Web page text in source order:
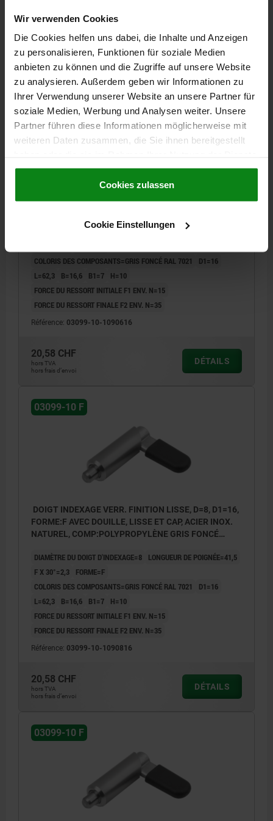
Wir verwenden Cookies
Die Cookies helfen uns dabei, die Inhalte und Anzeigen
zu personalisieren, Funktionen für soziale Medien
anbieten zu können und die Zugriffe auf unsere Website
zu analysieren. Außerdem geben wir Informationen zu
Ihrer Verwendung unserer Website an unsere Partner für
soziale Medien, Werbung und Analysen weiter. Unsere
Partner führen diese Informationen möglicherweise mit
weiteren Daten zusammen, die Sie ihnen bereitgestellt
gesammelt haben.Cookie Richtlinien
Datenschutz|AGB
Cookies zulassen
Cookie Einstellungen
hors TVA
DÉTAILS
03099-10 F
DOIGT INDEXAGE VERR. FINITION LISSE, D=6, D1=16,
DIAMÈTRE DU DOIGT D'INDEXAGE=6
LONGUEUR DE POIGNÉE=41,5
COLORIS DES COMPOSANTS=GRIS FONCÉ RAL 7021
D1=16
L=62,3
B=16,6 B1=7
H=10
FORCE DU RESSORT INITIALE F1 ENV. N=15
FORCE DU RESSORT FINALE F2 ENV. N=35
Référence: 03099-10-1090616
20,58 CHF
hors TVA
hors frais d’envoi
DÉTAILS
03099-10 F
DOIGT INDEXAGE VERR. FINITION LISSE, D=8, D1=16,
FORME:F AVEC DOUILLE, LISSE ET CAP, ACIER INOX.
NATUREL, COMP:POLYPROPYLÈNE GRIS FONCÉ
DIAMÈTRE DU DOIGT D'INDEXAGE=8
LONGUEUR DE POIGNÉE=41,5
F X 30°=2,3
FORME=F
COLORIS DES COMPOSANTS=GRIS FONCÉ RAL 7021
D1=16
L=62,3
B=16,6 B1=7
H=10
FORCE DU RESSORT INITIALE F1 ENV. N=15
FORCE DU RESSORT FINALE F2 ENV. N=35
Référence: 03099-10-1090816
20,58 CHF
hors TVA
hors frais d’envoi
DÉTAILS
03099-10 F